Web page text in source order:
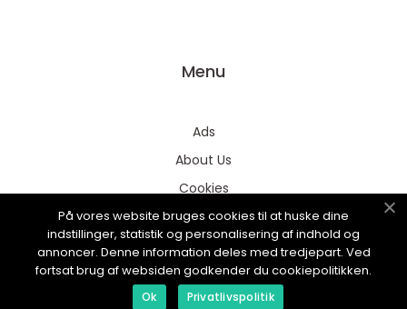
Menu
Ads
About Us
Cookies
Contact
Sitemap
På vores website bruges cookies til at huske dine
indstillinger, statistik og personalisering af indhold og
annoncer. Denne information deles med tredjepart. Ved
fortsat brug af websiden godkender du cookiepolitikken.
Ok Privatlivspolitik